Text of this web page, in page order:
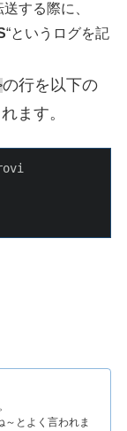
する際に、
“というログを記
の行を以下の
ます。
とよく言われま